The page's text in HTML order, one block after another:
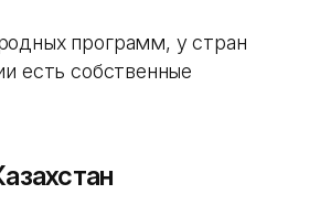
программ, у стран
есть собственные